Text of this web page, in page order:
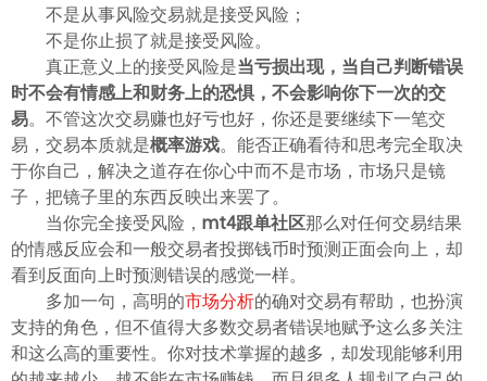
한글
日本語
Tiếng việt
ไทย
不是从事风险交易就是接受风险；
不是你止损了就是接受风险。
真正意义上的接受风险是当亏损出现，当自己判断错误
时不会有情感上和财务上的恐惧，不会影响你下一次的交
易。不管这次交易赚也好亏也好，你还是要继续下一笔交
易，交易本质就是概率游戏。能否正确看待和思考完全取决
于你自己，解决之道存在你心中而不是市场，市场只是镜
子，把镜子里的东西反映出来罢了。
当你完全接受风险， mt4跟单社区那么对任何交易结果
的情感反应会和一般交易者投掷钱币时预测正面会向上，却
看到反面向上时预测错误的感觉一样。
多加一句，高明的市场分析的确对交易有帮助，也扮演
支持的角色，但不值得大多数交易者错误地赋予这么多关注
和这么高的重要性。你对技术掌握的越多，却发现能够利用